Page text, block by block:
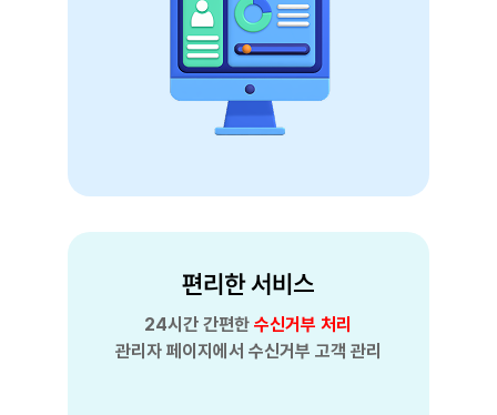
편리한 서비스
24시간 간편한수신거부 처리
관리자 페이지에서 수신거부 고객 관리